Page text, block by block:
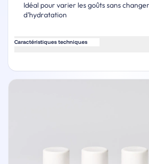
Idéal pour varier les goûts sans
d’hydratation
Caractéristiques techniques